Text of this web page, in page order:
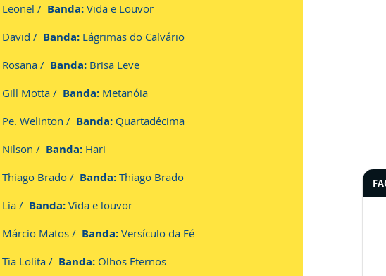
Leonel / Banda: Vida e Louvor
David / Banda: Lágrimas do Calvário
Rosana / Banda: Brisa Leve
Gill Motta / Banda: Metanóia
Pe. Welinton / Banda: Quartadécima
Nilson / Banda: Hari
Thiago Brado / Banda: Thiago Brado
Lia / Banda: Vida e louvor
Márcio Matos / Banda: Versículo da Fé
Tia Lolita / Banda: Olhos Eternos